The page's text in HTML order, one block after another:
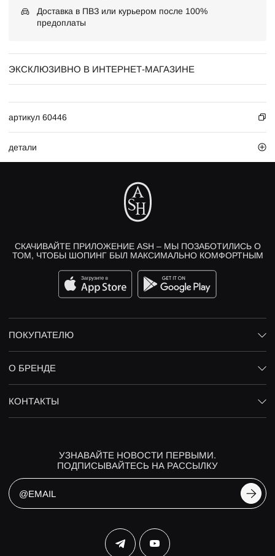
Доставка в ПВЗ или курьером после 100%
предоплаты
ЭКСКЛЮЗИВНО В ИНТЕРНЕТ-МАГАЗИНЕ
артикул 60446
детали
СКАЧИВАЙТЕ ПРИЛОЖЕНИЕ ASH – МЫ ПОЗАБОТИЛИСЬ О
ТОМ, ЧТОБЫ ШОПИНГ БЫЛ МАКСИМАЛЬНО КОМФОРТНЫМ
ПОКУПАТЕЛЮ
О БРЕНДЕ
КОНТАКТЫ
УЗНАВАЙТЕ НОВОСТИ ПЕРВЫМИ.
ПОДПИСЫВАЙТЕСЬ НА РАССЫЛКУ